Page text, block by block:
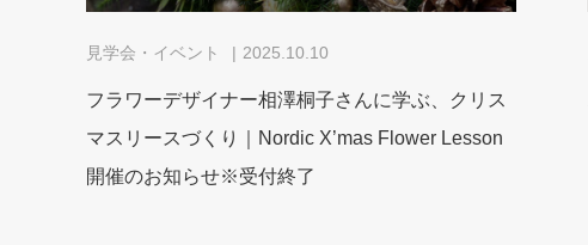
見学会・イベント 2025.10.10
フラワーデザイナー相澤桐子さんに学ぶ、クリス
マスリースづくり｜Nordic X’mas Flower Lesson
開催のお知らせ※受付終了